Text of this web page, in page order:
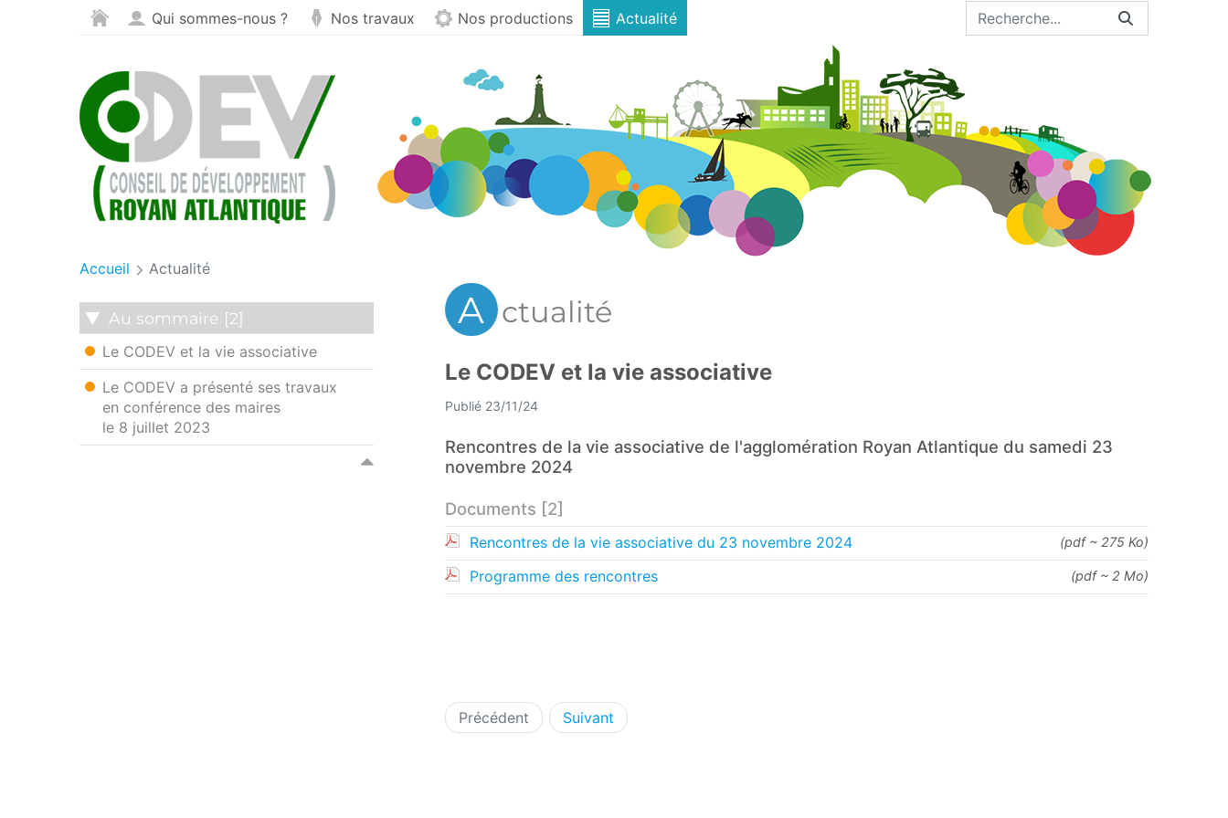
Saut au contenu Qui sommes-nous ? Nos travaux Nos productions Actualité
Accueil Actualité
Au sommaire [2]
Le CODEV et la vie associative
Le CODEV a présenté ses travaux
en conférence des maires
le 8 juillet 2023
A ctualité
Le CODEV et la vie associative
Publié 23/11/24
Rencontres de la vie associative de l'agglomération Royan Atlantique du samedi 23
novembre 2024
Documents [2]
Rencontres de la vie associative du 23 novembre 2024 (pdf ~ 275 Ko)
Programme des rencontres (pdf ~ 2 Mo)
Précédent Suivant
Panneau de gestion des cookies